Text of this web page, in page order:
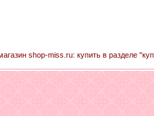
shop-miss.ru: купить в разделе